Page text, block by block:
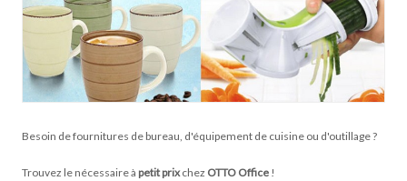
Besoin de fournitures de bureau, d'équipement de cuisine ou d'outillage ?
Trouvez le nécessaire à petit prixchez OTTO Office !